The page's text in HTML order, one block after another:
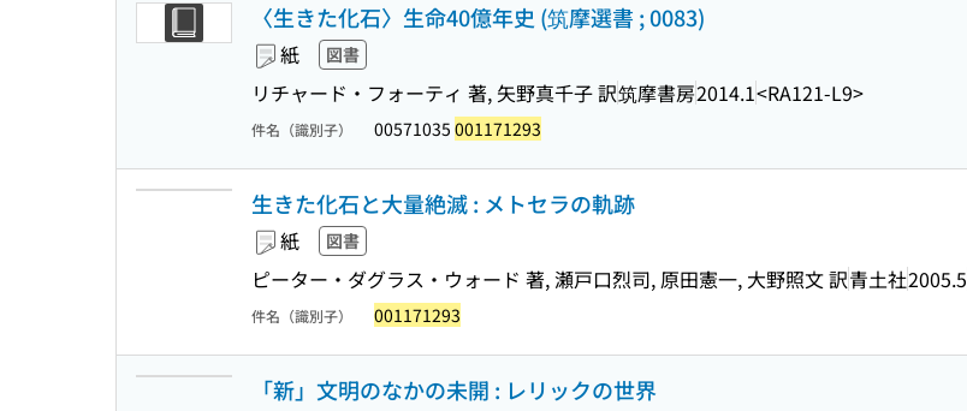
〈生きた化石〉生命40億年史 (筑摩選書 ; 0083)
紙 図書
リチャード・フォーティ 著, 矢野真千子 訳筑摩書房2014.1<RA121-L9>
件名（識別子） 00571035 001171293
生きた化石と大量絶滅 : メトセラの軌跡
紙 図書
ピーター・ダグラス・ウォード 著, 瀬戸口烈司, 原田憲一, 大野照文 訳青土社2005.5
件名（識別子） 001171293
「新」文明のなかの未開 : レリックの世界